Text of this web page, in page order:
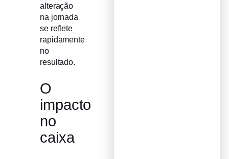
alteração
na jornada
se reflete
rapidamente
no
resultado.
O
impacto
no
caixa